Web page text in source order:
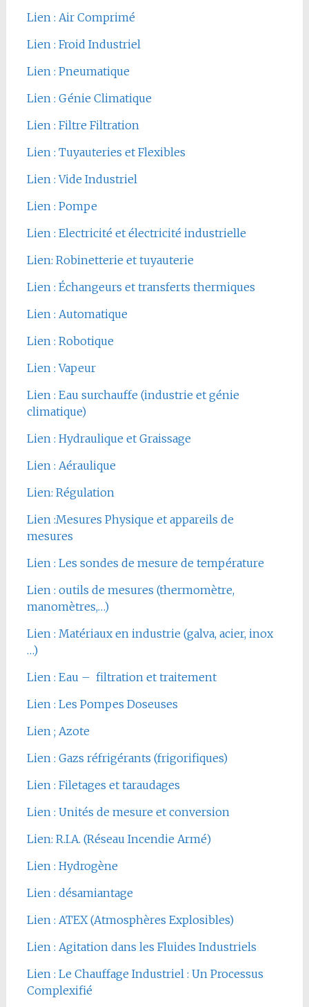
Lien : Air Comprimé
Lien : Froid Industriel
Lien : Pneumatique
Lien : Génie Climatique
Lien : Filtre Filtration
Lien : Tuyauteries et Flexibles
Lien : Vide Industriel
Lien : Pompe
Lien : Electricité et électricité industrielle
Lien: Robinetterie et tuyauterie
Lien : Échangeurs et transferts thermiques
Lien : Automatique
Lien : Robotique
Lien : Vapeur
Lien : Eau surchauffe (industrie et génie
climatique)
Lien : Hydraulique et Graissage
Lien : Aéraulique
Lien: Régulation
Lien :Mesures Physique et appareils de
mesures
Lien : Les sondes de mesure de température
Lien : outils de mesures (thermomètre,
manomètres,…)
Lien : Matériaux en industrie (galva, acier, inox
…)
Lien : Eau – filtration et traitement
Lien : Les Pompes Doseuses
Lien ; Azote
Lien : Gazs réfrigérants (frigorifiques)
Lien : Filetages et taraudages
Lien : Unités de mesure et conversion
Lien: R.I.A. (Réseau Incendie Armé)
Lien : Hydrogène
Lien : désamiantage
Lien : ATEX (Atmosphères Explosibles)
Lien : Agitation dans les Fluides Industriels
Lien : Le Chauffage Industriel : Un Processus
Complexifié